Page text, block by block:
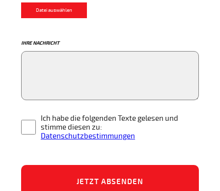
Datei auswählen
IHRE NACHRICHT
Ich habe die folgenden Texte gelesen und
stimme diesen zu:
Datenschutzbestimmungen